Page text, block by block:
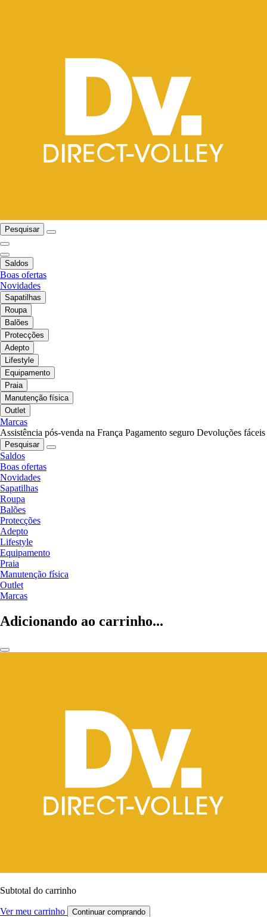
Pesquisar
Saldos
Boas ofertas
Novidades
Sapatilhas
Roupa
Balões
Protecções
Adepto
Lifestyle
Equipamento
Praia
Manutenção física
Outlet
Marcas
Assistência pós-venda na França Pagamento seguro Devoluções fáceis
Pesquisar
Saldos
Boas ofertas
Novidades
Sapatilhas
Roupa
Balões
Protecções
Adepto
Lifestyle
Equipamento
Praia
Manutenção física
Outlet
Marcas
Adicionando ao carrinho...
Subtotal do carrinho
Ver meu carrinho Continuar comprando